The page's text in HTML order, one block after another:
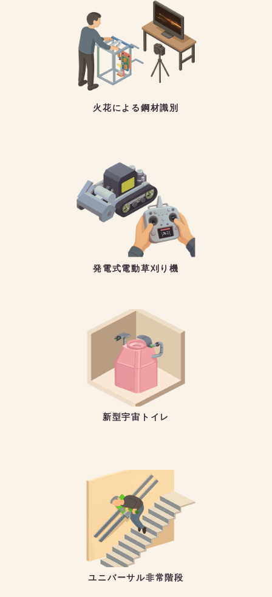
火花による鋼材識別
発電式電動草刈り機
新型宇宙トイレ
ユニバーサル非常階段